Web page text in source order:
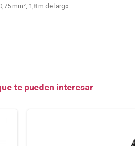
mm², 1,8 m de largo
te pueden interesar